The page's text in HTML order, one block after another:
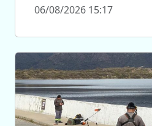
06/08/2026 15:17